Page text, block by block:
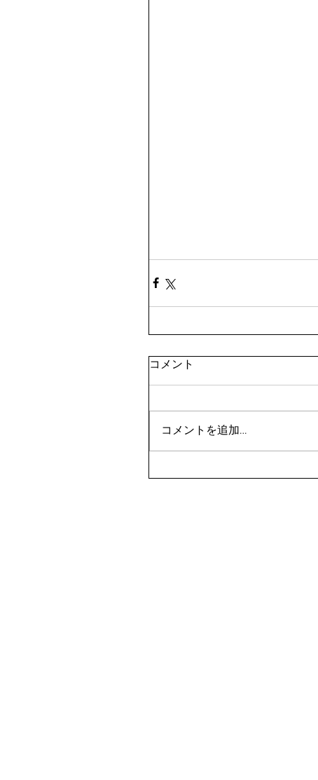
コメント
コメントを追加…